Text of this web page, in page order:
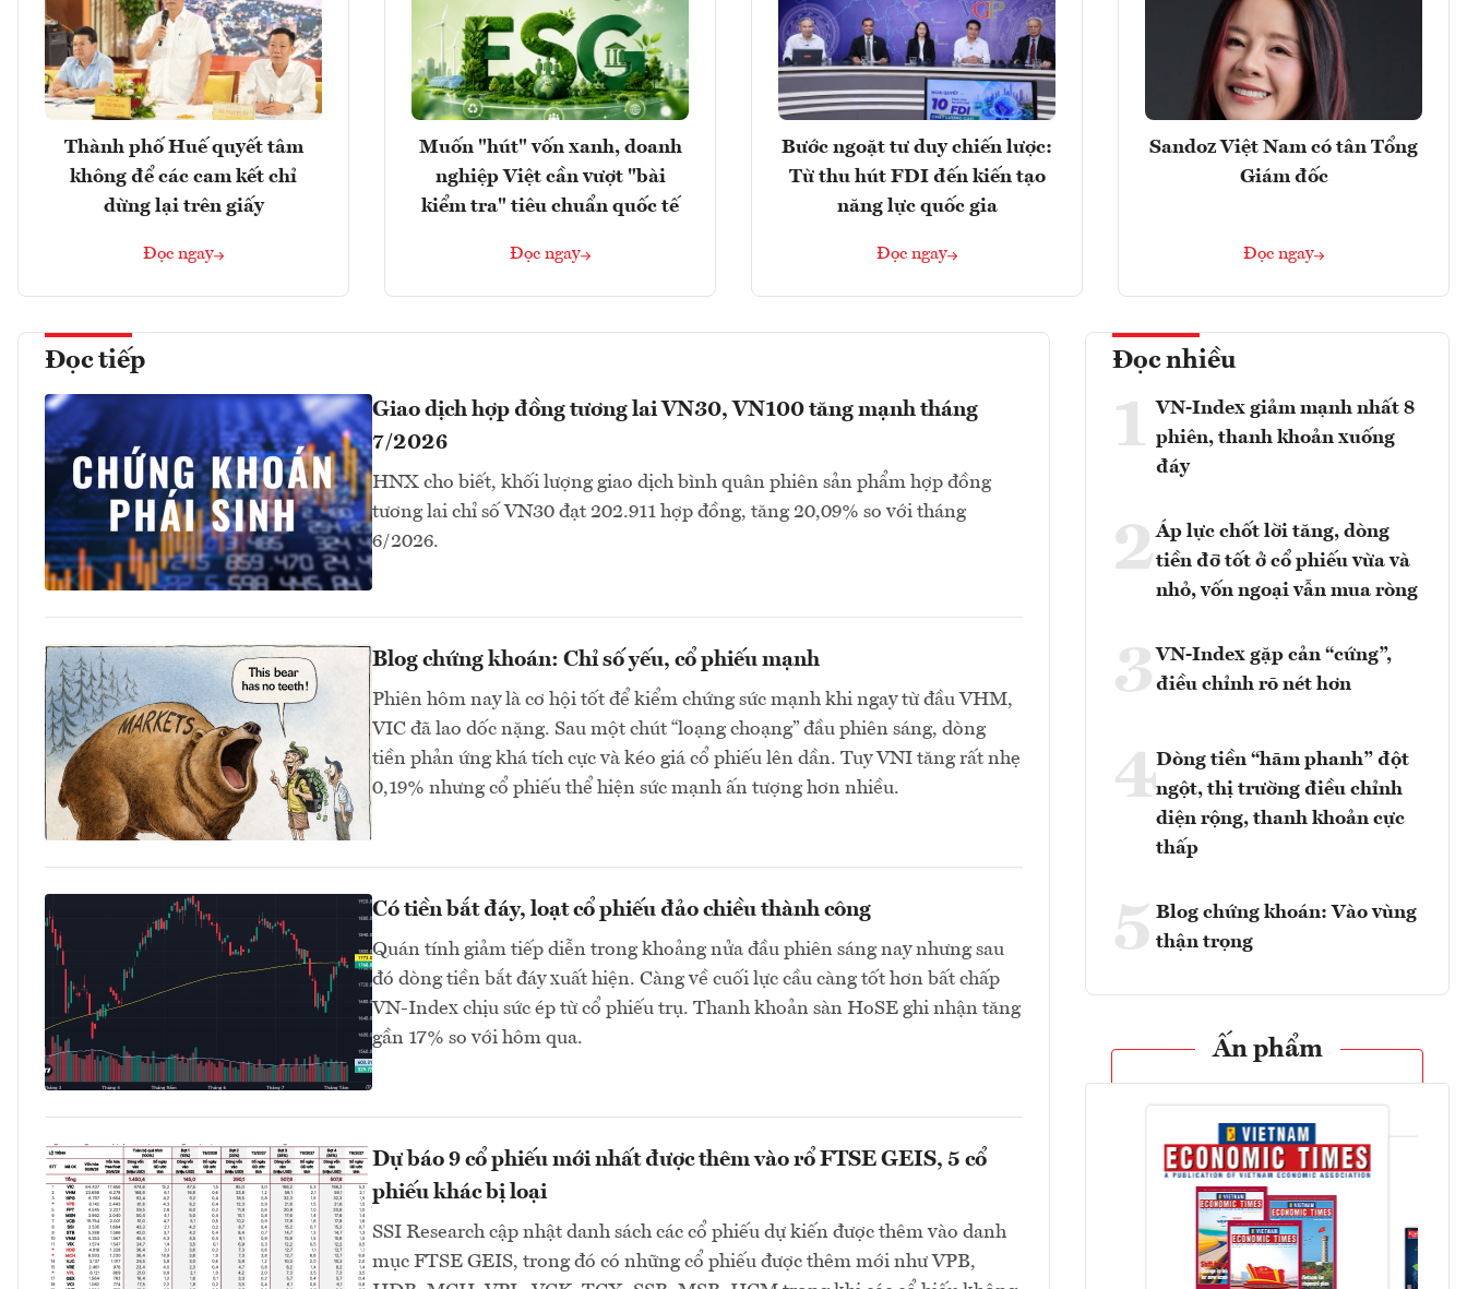
Thành phố Huế quyết tâm
không để các cam kết chỉ
dừng lại trên giấy
Đọc ngay
Muốn "hút" vốn xanh, doanh
nghiệp Việt cần vượt "bài
kiểm tra" tiêu chuẩn quốc tế
Đọc ngay
Bước ngoặt tư duy chiến lược:
Từ thu hút FDI đến kiến tạo
năng lực quốc gia
Đọc ngay
Sandoz Việt Nam có tân Tổng
Giám đốc
Đọc ngay
Đọc tiếp
Giao dịch hợp đồng tương lai VN30, VN100 tăng mạnh tháng
7/2026
HNX cho biết, khối lượng giao dịch bình quân phiên sản phẩm hợp đồng
tương lai chỉ số VN30 đạt 202.911 hợp đồng, tăng 20,09% so với tháng
6/2026.
Blog chứng khoán: Chỉ số yếu, cổ phiếu mạnh
Phiên hôm nay là cơ hội tốt để kiểm chứng sức mạnh khi ngay từ đầu VHM,
VIC đã lao dốc nặng. Sau một chút “loạng choạng” đầu phiên sáng, dòng
tiền phản ứng khá tích cực và kéo giá cổ phiếu lên dần. Tuy VNI tăng rất nhẹ
0,19% nhưng cổ phiếu thể hiện sức mạnh ấn tượng hơn nhiều.
Có tiền bắt đáy, loạt cổ phiếu đảo chiều thành công
Quán tính giảm tiếp diễn trong khoảng nửa đầu phiên sáng nay nhưng sau
đó dòng tiền bắt đáy xuất hiện. Càng về cuối lực cầu càng tốt hơn bất chấp
VN-Index chịu sức ép từ cổ phiếu trụ. Thanh khoản sàn HoSE ghi nhận tăng
gần 17% so với hôm qua.
Dự báo 9 cổ phiếu mới nhất được thêm vào rổ FTSE GEIS, 5 cổ
phiếu khác bị loại
SSI Research cập nhật danh sách các cổ phiếu dự kiến được thêm vào danh
mục FTSE GEIS, trong đó có những cổ phiếu được thêm mới như VPB,
Đọc nhiều
1 VN-Index giảm mạnh nhất 8
phiên, thanh khoản xuống
đáy
2Áp lực chốt lời tăng, dòng
tiền đỡ tốt ở cổ phiếu vừa và
nhỏ, vốn ngoại vẫn mua ròng
3 VN-Index gặp cản “cứng”,
điều chỉnh rõ nét hơn
4Dòng tiền “hãm phanh” đột
ngột, thị trường điều chỉnh
diện rộng, thanh khoản cực
thấp
5 Blog chứng khoán: Vào vùng
thận trọng
Ấn phẩm